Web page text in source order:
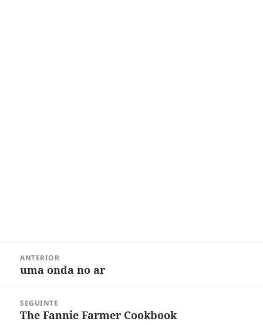
ANTERIOR
Post
uma onda no ar
SEGUINTE
Próximo
The Fannie Farmer Cookbook